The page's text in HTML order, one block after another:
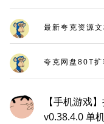
最新夸克资源
夸克网盘80T
【手机游戏
v0.38.4.0 单